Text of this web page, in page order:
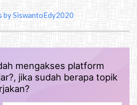
by SiswantoEdy2020